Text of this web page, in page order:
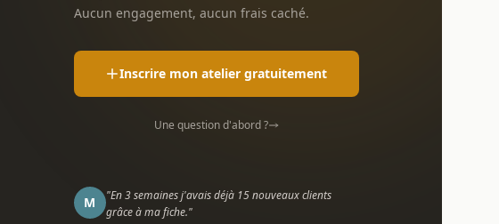
Aucun engagement, aucun frais caché.
Inscrire mon atelier gratuitement
Une question d'abord ?
M
"En 3 semaines j'avais déjà 15 nouveaux clients
grâce à ma fiche."